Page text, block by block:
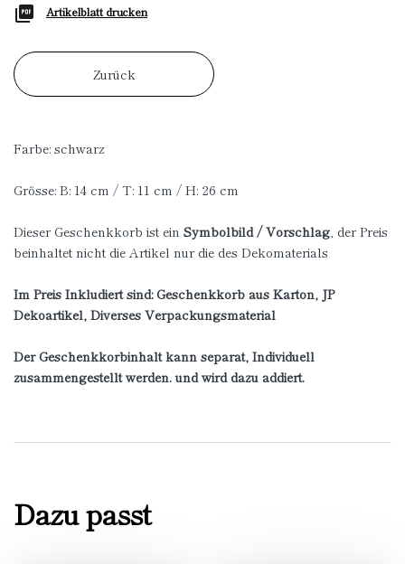
Artikelblatt drucken
Zurück
Farbe: schwarz
Grösse: B: 14 cm / T: 11 cm / H: 26 cm
Dieser Geschenkkorb ist ein Symbolbild / Vorschlag, der Preis
beinhaltet nicht die Artikel nur die des Dekomaterials
Im Preis Inkludiert sind: Geschenkkorb aus Karton, JP
Dekoartikel, Diverses Verpackungsmaterial
Der Geschenkkorbinhalt kann separat, Individuell
zusammengestellt werden. und wird dazu addiert.
Dazu passt